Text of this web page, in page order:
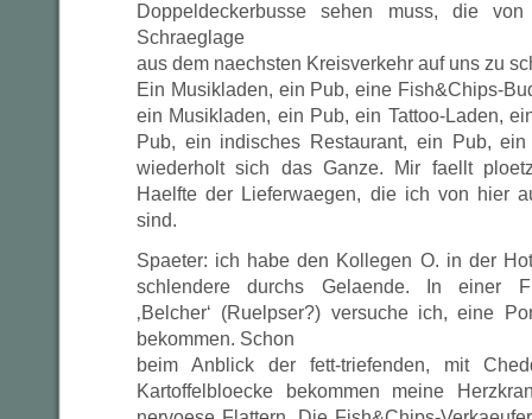
Doppeldeckerbusse sehen muss, die
Schraeglage
aus dem naechsten Kreisverkehr auf uns zu
Ein Musikladen, ein Pub, eine Fish&Chips-
ein Musikladen, ein Pub, ein Tattoo-Laden,
Pub, ein indisches Restaurant, ein Pub,
wiederholt sich das Ganze. Mir faellt
Haelfte der Lieferwaegen, die ich von hier
sind.
Spaeter: ich habe den Kollegen O. in der
schlendere durchs Gelaende. In einer
‚Belcher‘ (Ruelpser?) versuche ich, eine
bekommen. Schon
beim Anblick der fett-triefenden, mit
Kartoffelbloecke bekommen meine